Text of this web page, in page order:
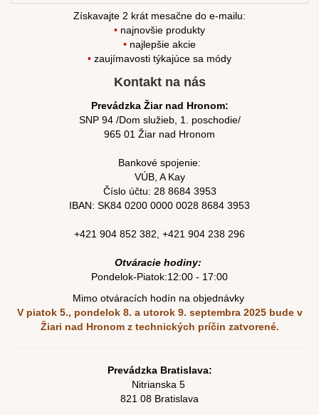
Získavajte 2 krát mesačne do e-mailu:
• najnovšie produkty
• najlepšie akcie
• zaujímavosti týkajúce sa módy
Kontakt na nás
Prevádzka Žiar nad Hronom:
SNP 94 /Dom služieb, 1. poschodie/
965 01 Žiar nad Hronom
Bankové spojenie:
VÚB, A Kay
Číslo účtu: 28 8684 3953
IBAN: SK84 0200 0000 0028 8684 3953
+421 904 852 382 +421 904 238 296
Otváracie hodiny:
Pondelok-Piatok:12:00 - 17:00
Mimo otváracích hodín na objednávky
V piatok 5., pondelok 8. a utorok 9. septembra 2025 bude v
Žiari nad Hronom z technických príčin zatvorené.
Prevádzka Bratislava:
Nitrianska 5
821 08 Bratislava